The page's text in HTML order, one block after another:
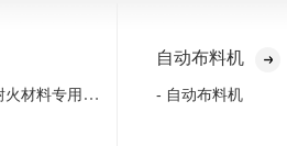
- 耐火材料专用压力
自动布料机
- 自动布料机